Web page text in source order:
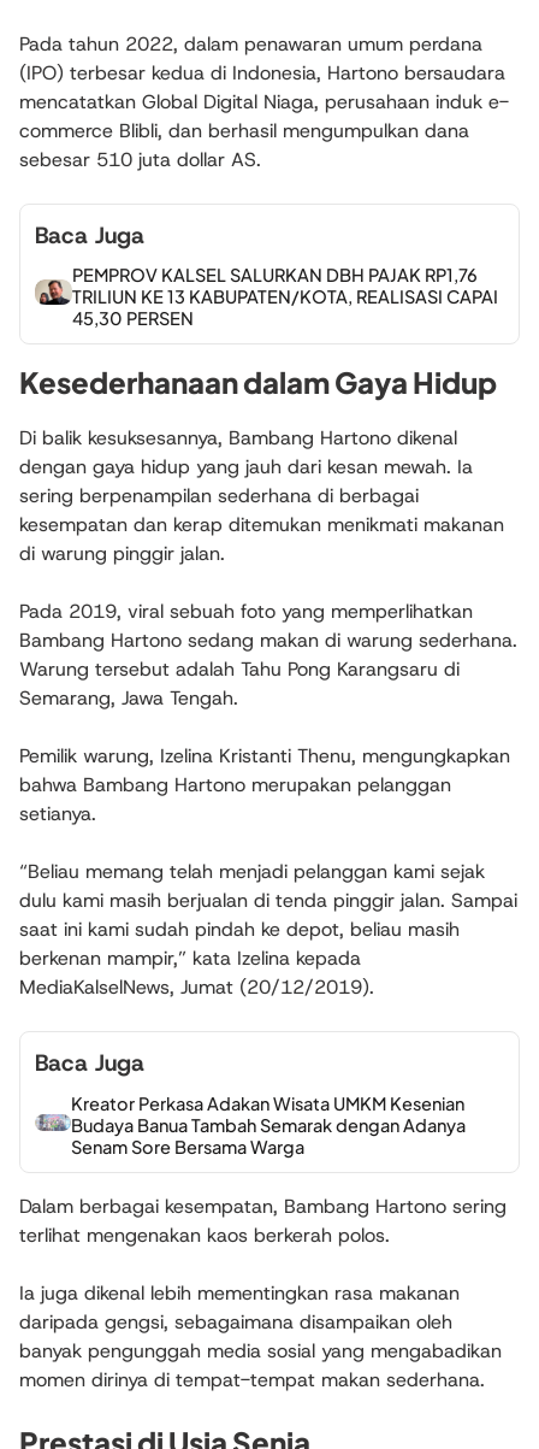
Pada tahun 2022, dalam penawaran umum perdana
(IPO) terbesar kedua di Indonesia, Hartono bersaudara
mencatatkan Global Digital Niaga, perusahaan induk e-
commerce Blibli, dan berhasil mengumpulkan dana
sebesar 510 juta dollar AS.
Baca Juga
PEMPROV KALSEL SALURKAN DBH PAJAK RP1,76
TRILIUN KE 13 KABUPATEN/KOTA, REALISASI CAPAI
45,30 PERSEN
Kesederhanaan dalam Gaya Hidup
Di balik kesuksesannya, Bambang Hartono dikenal
dengan gaya hidup yang jauh dari kesan mewah. Ia
sering berpenampilan sederhana di berbagai
kesempatan dan kerap ditemukan menikmati makanan
di warung pinggir jalan.
Pada 2019, viral sebuah foto yang memperlihatkan
Bambang Hartono sedang makan di warung sederhana.
Warung tersebut adalah Tahu Pong Karangsaru di
Semarang, Jawa Tengah.
Pemilik warung, Izelina Kristanti Thenu, mengungkapkan
bahwa Bambang Hartono merupakan pelanggan
setianya.
“Beliau memang telah menjadi pelanggan kami sejak
dulu kami masih berjualan di tenda pinggir jalan. Sampai
saat ini kami sudah pindah ke depot, beliau masih
berkenan mampir,” kata Izelina kepada
MediaKalselNews, Jumat (20/12/2019).
Baca Juga
Kreator Perkasa Adakan Wisata UMKM Kesenian
Budaya Banua Tambah Semarak dengan Adanya
Senam Sore Bersama Warga
Dalam berbagai kesempatan, Bambang Hartono sering
terlihat mengenakan kaos berkerah polos.
Ia juga dikenal lebih mementingkan rasa makanan
daripada gengsi, sebagaimana disampaikan oleh
banyak pengunggah media sosial yang mengabadikan
momen dirinya di tempat-tempat makan sederhana.
Prestasi di Usia Senja